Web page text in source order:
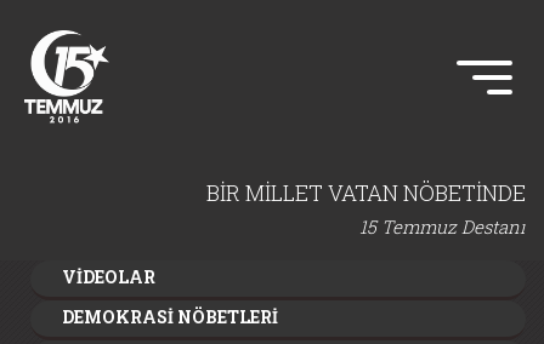
BİR MİLLET VATAN NÖBETİNDE
15 Temmuz Destanı
VİDEOLAR
DEMOKRASİ NÖBETLERİ